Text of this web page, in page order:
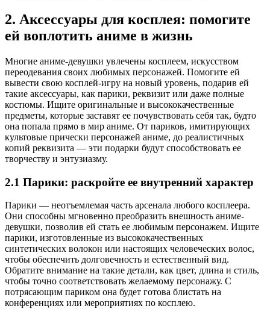
2. Аксессуары для косплея: помогите
ей воплотить аниме в жизнь
Многие аниме-девушки увлечены косплеем, искусством
переодевания своих любимых персонажей. Помогите ей
вывести свою косплей-игру на новый уровень, подарив ей
такие аксессуары, как парики, реквизит или даже полные
костюмы. Ищите оригинальные и высококачественные
предметы, которые заставят ее почувствовать себя так, будто
она попала прямо в мир аниме. От париков, имитирующих
культовые прически персонажей аниме, до реалистичных
копий реквизита — эти подарки будут способствовать ее
творчеству и энтузиазму.
2.1 Парики: раскройте ее внутренний характер
Парики — неотъемлемая часть арсенала любого косплеера.
Они способны мгновенно преобразить внешность аниме-
девушки, позволив ей стать ее любимым персонажем. Ищите
парики, изготовленные из высококачественных
синтетических волокон или настоящих человеческих волос,
чтобы обеспечить долговечность и естественный вид.
Обратите внимание на такие детали, как цвет, длина и стиль,
чтобы точно соответствовать желаемому персонажу. С
потрясающим париком она будет готова блистать на
конференциях или мероприятиях по косплею.